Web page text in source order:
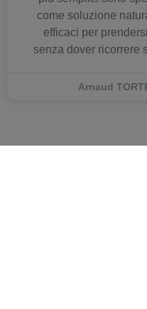
come soluzione
efficaci per
senza dover ricorrere
Arnaud